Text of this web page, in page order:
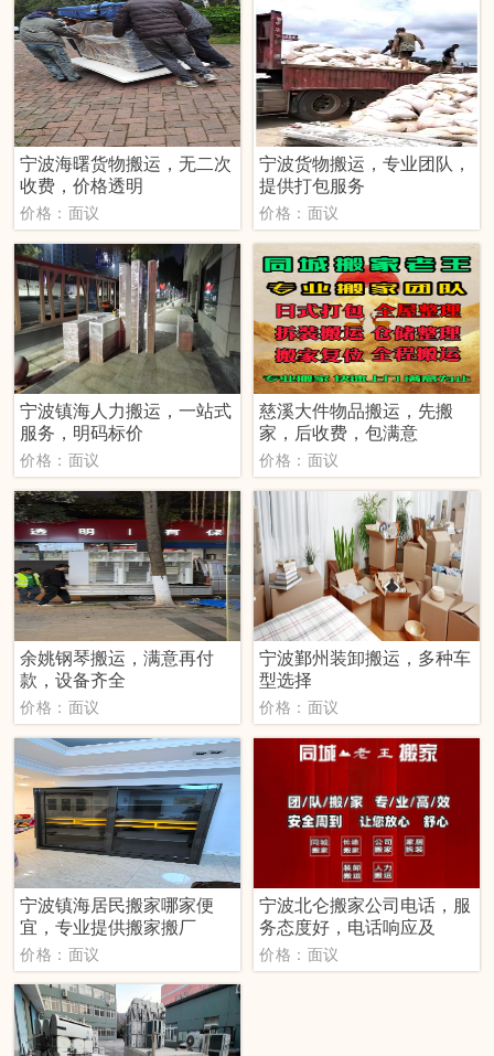
宁波海曙货物搬运，无二次
收费，价格透明
价格：面议
宁波货物搬运，专业团队，
提供打包服务
价格：面议
宁波镇海人力搬运，一站式
服务，明码标价
价格：面议
慈溪大件物品搬运，先搬
家，后收费，包满意
价格：面议
余姚钢琴搬运，满意再付
款，设备齐全
价格：面议
宁波鄞州装卸搬运，多种车
型选择
价格：面议
宁波镇海居民搬家哪家便
宜，专业提供搬家搬厂
价格：面议
宁波北仑搬家公司电话，服
务态度好，电话响应及
价格：面议